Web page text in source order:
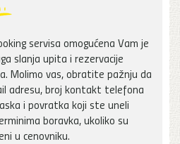
servisa omogućena Vam je
slanja upita i rezervacije
Molimo vas, obratite pažnju da
adresu, broj kontakt telefona
i povratka koji ste uneli
boravka, ukoliko su
u cenovniku.